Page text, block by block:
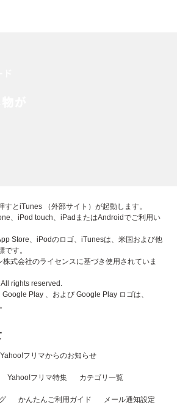
すとiTunes （外部サイト）が起動します。
、iPod touch、iPadまたはAndroidでご利用い
Store、iPodのロゴ、iTunesは、米国および他
です。
株式会社のライセンスに基づき使用されていま
rights reserved.
Play 、および Google Play ロゴは、
Yahoo!フリマからのお知らせ
Yahoo!フリマ特集 カテゴリ一覧
かんたんご利用ガイド メール通知設定